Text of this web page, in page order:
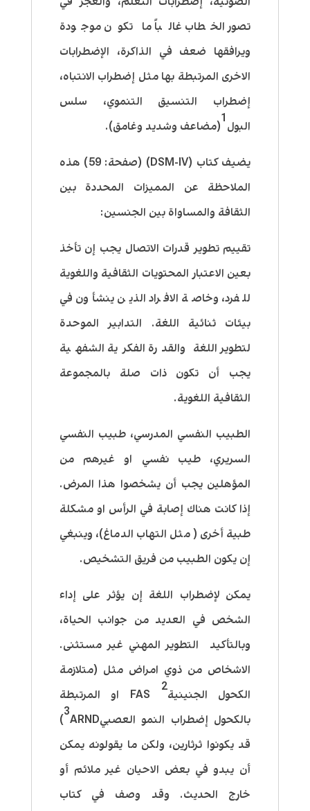
تصور الخطاب غالباً ما تكون موجودة
ويرافقها ضعف في الذاكرة، الإضطرابات
الاخرى المرتبطة بها مثل إضطراب الانتباه،
إضطراب التنسيق التنموي، سلس
البول
1
(مضاعف وشديد وغامق).
يضيف كتاب (DSM-IV
) (صفحة: 59) هذه
الملاحظة عن المميزات المحددة بين
الثقافة والمساواة بين الجنسين:
تقييم تطوير قدرات الاتصال يجب إن تأخذ
بعين الاعتبار المحتويات الثقافية واللغوية
للفرد، وخاصة الافراد الذين ينشأون في
بيئات ثنائية اللغة. التدابير الموحدة
لتطوير اللغة والقدرة الفكرية الشفهية
يجب أن تكون ذات صلة بالمجموعة
الثقافية اللغوية.
الطبيب النفسي المدرسي، طبيب النفسي
السريري، طيب نفسي او غيرهم من
المؤهلين يجب أن يشخصوا هذا المرض.
إذا كانت هناك إصابة في الرأس او مشكلة
طبية أخرى ( مثل التهاب الدماغ)، وينبغي
إن يكون الطبيب من فريق التشخيص.
يمكن لإضطراب اللغة إن يؤثر على إداء
الشخص في العديد من جوانب الحياة،
وبالتأكيد التطوير المهني غير مستثنى.
الاشخاص من ذوي امراض مثل (متلازمة
الكحول الجنينيةFAS
2
او المرتبطة
بالكحول إضطراب النمو العصبي
3
ARND)
قد يكونوا ثرثارين، ولكن ما يقولونه يمكن
أن يبدو في بعض الاحيان غير ملائم أو
خارج الحديث. وقد وصف في كتاب